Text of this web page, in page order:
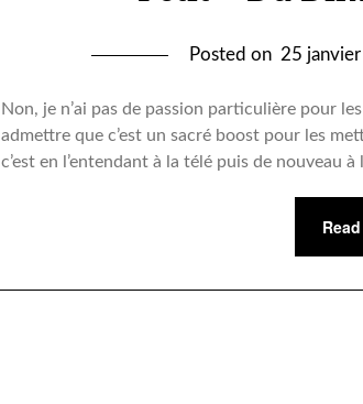
Posted on 25
Non, je n’ai pas de passion particulière pour
admettre que c’est un sacré boost pour les
c’est en l’entendant à la télé puis de nouveau à